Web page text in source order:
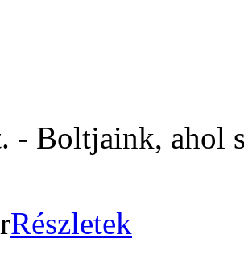
- Boltjaink, ahol
Részletek